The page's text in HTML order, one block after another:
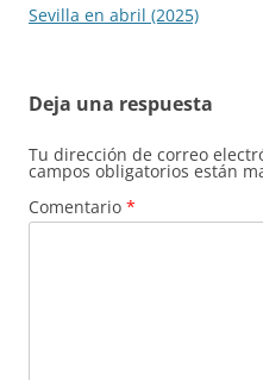
entradas
Sevilla en abril (2025)
Deja una respuesta
Tu dirección de correo
campos obligatorios están
Comentario *